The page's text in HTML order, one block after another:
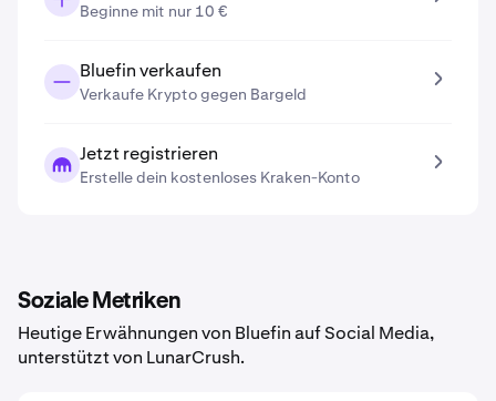
Beginne mit nur 10 €
Bluefin verkaufen
Verkaufe Krypto gegen Bargeld
Jetzt registrieren
Erstelle dein kostenloses Kraken-Konto
Soziale Metriken
Heutige Erwähnungen von Bluefin auf Social Media,
unterstützt von LunarCrush.